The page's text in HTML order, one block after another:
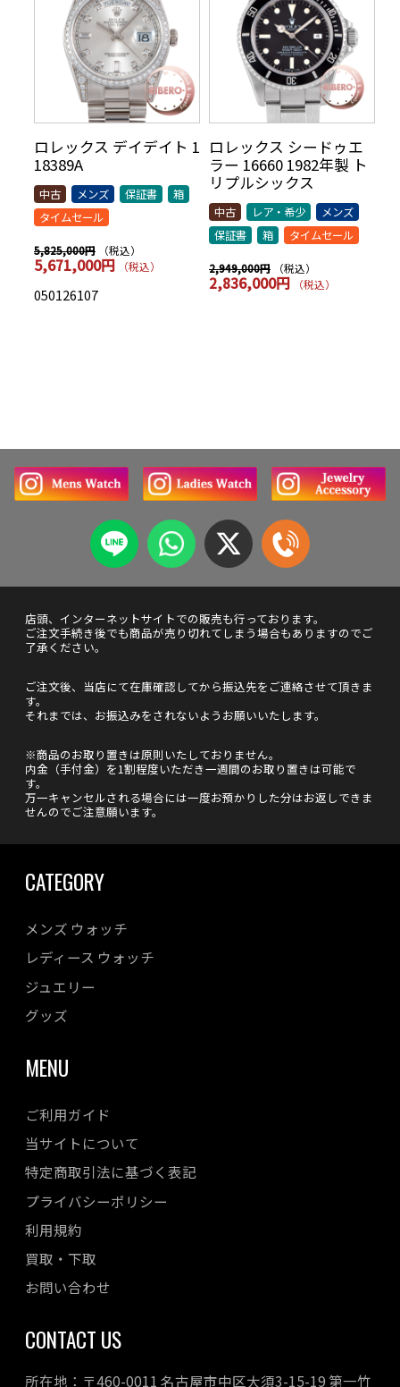
ロレックス デイデイト 1
18389A
中古 メンズ 保証書
箱
タイムセール
5,825,000円 （税込）
5,671,000円 （税込）
050126107
ロレックス シードゥエ
ラー 16660 1982年製 ト
リプルシックス
中古 レア・希少
メンズ
保証書
箱 タイムセール
2,949,000円 （税込）
2,836,000円 （税込）
店頭、インターネットサイトでの販売も行っております。
ご注文手続き後でも商品が売り切れてしまう場合もありますのでご
了承ください。
ご注文後、当店にて在庫確認してから振込先をご連絡させて頂きま
す。
それまでは、お振込みをされないようお願いいたします。
※商品のお取り置きは原則いたしておりません。
内金（手付金）を1割程度いただき一週間のお取り置きは可能で
す。
万一キャンセルされる場合には一度お預かりした分はお返しできま
せんのでご注意願います。
CATEGORY
メンズ ウォッチ
レディース ウォッチ
ジュエリー
グッズ
MENU
ご利用ガイド
当サイトについて
特定商取引法に基づく表記
プライバシーポリシー
利用規約
買取・下取
お問い合わせ
CONTACT US
所在地：〒460-0011 名古屋市中区大須3-15-19 第一竹